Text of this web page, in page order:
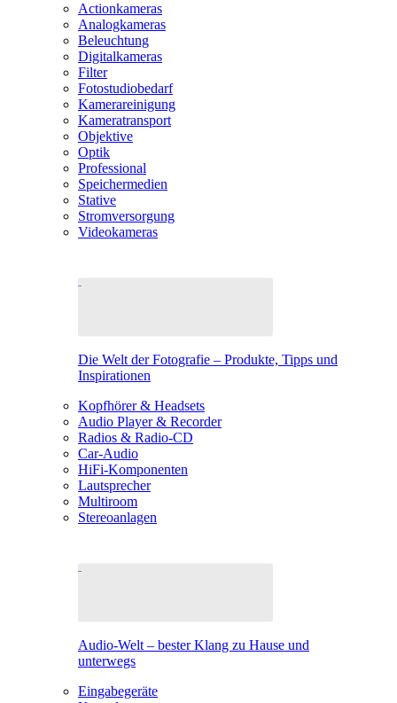
Actionkameras
Analogkameras
Beleuchtung
Digitalkameras
Filter
Fotostudiobedarf
Kamerareinigung
Kameratransport
Objektive
Optik
Professional
Speichermedien
Stative
Stromversorgung
Videokameras
Die Welt der Fotografie – Produkte, Tipps und
Inspirationen
Kopfhörer & Headsets
Audio Player & Recorder
Radios & Radio-CD
Car-Audio
HiFi-Komponenten
Lautsprecher
Multiroom
Stereoanlagen
Audio-Welt – bester Klang zu Hause und
unterwegs
Eingabegeräte